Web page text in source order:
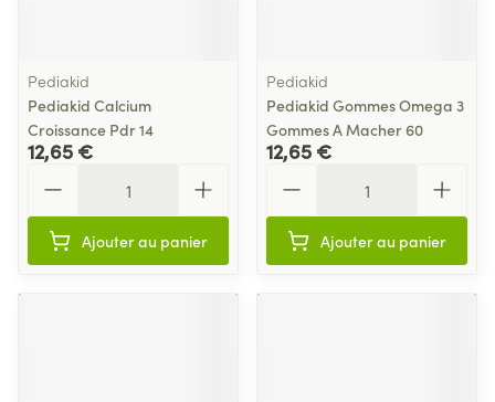
Pediakid
Pediakid Calcium
Croissance Pdr 14
12,65 €
Ajouter au panier
Pediakid
Pediakid Gommes Omega 3
Gommes A Macher 60
12,65 €
Ajouter au panier